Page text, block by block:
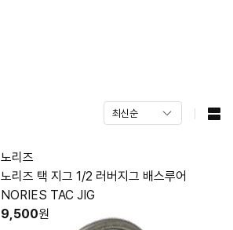
노리즈
노리즈 택 지그 1/2 러버지그 배스루어
NORIES TAC JIG
9,500원